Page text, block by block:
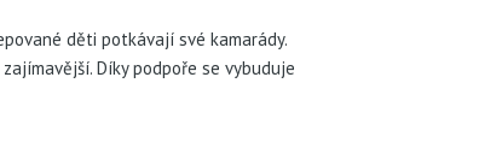
děti potkávají své kamarády.
Díky podpoře se vybuduje